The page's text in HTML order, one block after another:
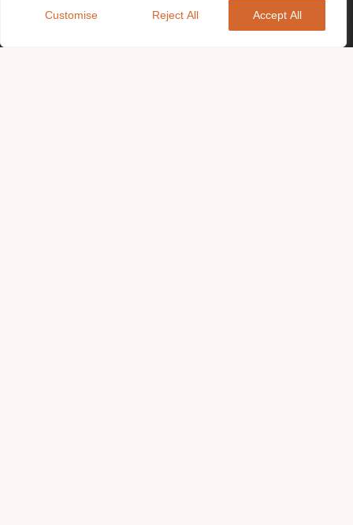
Customise Reject All Accept All